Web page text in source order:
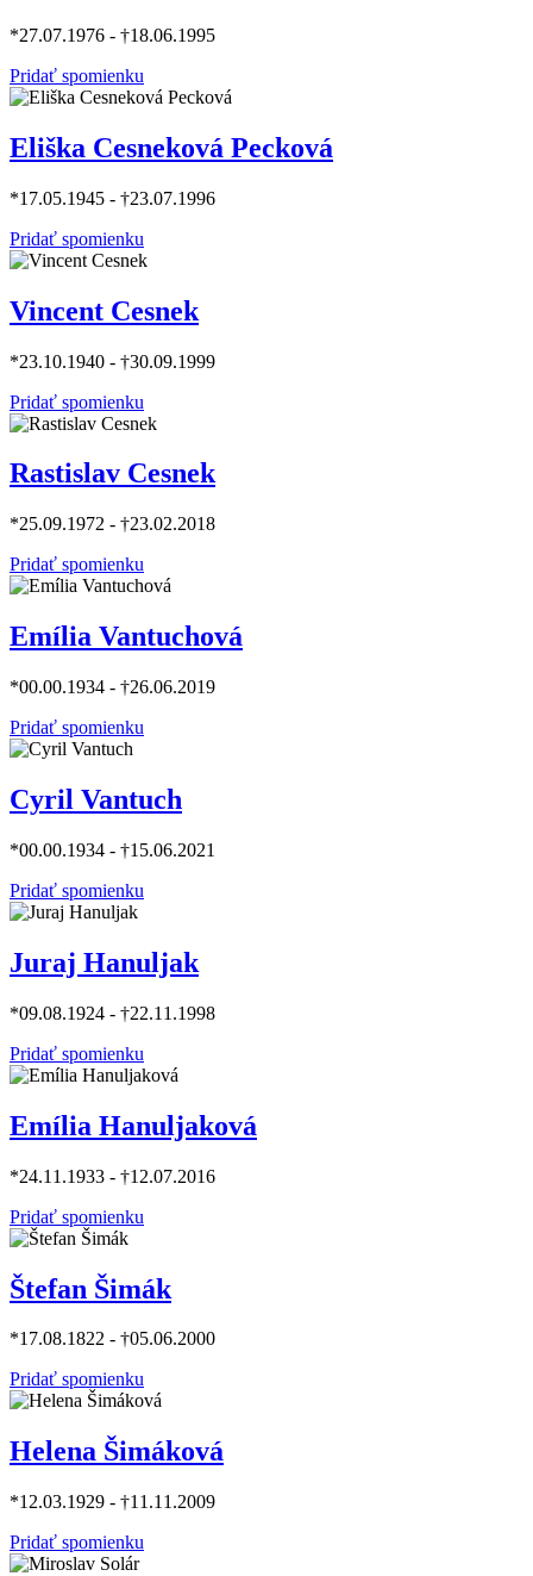
*27.07.1976 - †18.06.1995
Pridať spomienku
Eliška Cesneková Pecková
*17.05.1945 - †23.07.1996
Pridať spomienku
Vincent Cesnek
*23.10.1940 - †30.09.1999
Pridať spomienku
Rastislav Cesnek
*25.09.1972 - †23.02.2018
Pridať spomienku
Emília Vantuchová
*00.00.1934 - †26.06.2019
Pridať spomienku
Cyril Vantuch
*00.00.1934 - †15.06.2021
Pridať spomienku
Juraj Hanuljak
*09.08.1924 - †22.11.1998
Pridať spomienku
Emília Hanuljaková
*24.11.1933 - †12.07.2016
Pridať spomienku
Štefan Šimák
*17.08.1822 - †05.06.2000
Pridať spomienku
Helena Šimáková
*12.03.1929 - †11.11.2009
Pridať spomienku